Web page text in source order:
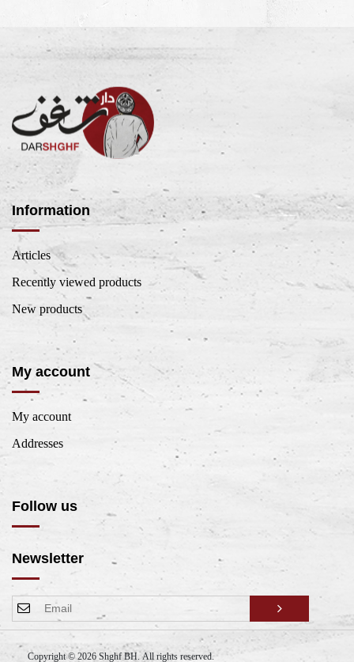
Information
Articles
Recently viewed products
New products
My account
My account
Addresses
Follow us
Newsletter
Copyright © 2026 Shghf BH. All rights reserved.